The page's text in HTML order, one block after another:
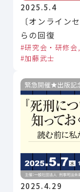
2025.5.4
〔オンライン
らの回復
研究会・研修会
加藤武士
2025.4.29